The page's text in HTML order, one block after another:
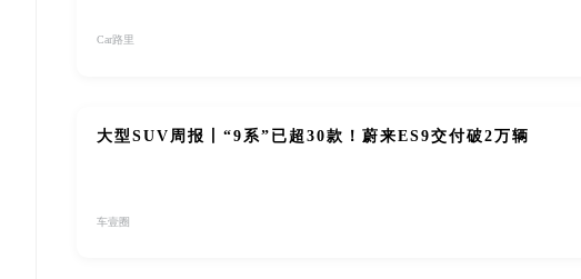
Car路里
大型SUV周报丨“9系”已超30款！蔚来ES9交付破2万辆
车壹圈